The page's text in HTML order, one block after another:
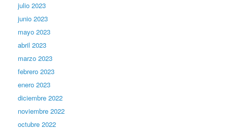
julio 2023
junio 2023
mayo 2023
abril 2023
marzo 2023
febrero 2023
enero 2023
diciembre 2022
noviembre 2022
octubre 2022